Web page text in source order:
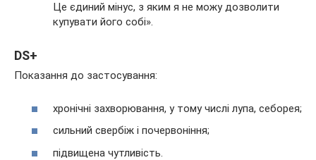
Це єдиний мінус, з яким я не можу дозволити
купувати його собі».
DS+
Показання до застосування:
хронічні захворювання, у тому числі лупа, себорея;
сильний свербіж і почервоніння;
підвищена чутливість.